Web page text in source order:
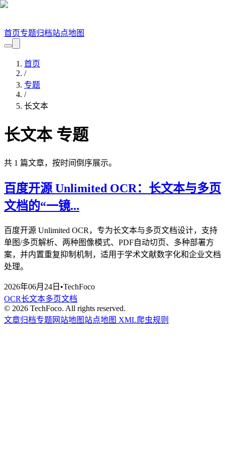
首页专题归档站点地图
首页
/
专题
/
长文本
长文本专题
共 1 篇文章，按时间倒序展示。
百度开源 Unlimited OCR：长文本与多页
文档的“一镜...
百度开源 Unlimited OCR，专为长文本与多页文档设计，支持
单图/多页解析、两种图像模式、PDF自动切页、多种部署方
案，并内置重复抑制机制，适用于学术文献数字化和企业文档
处理。
2026年06月24日 •TechFoco
OCR长文本多页文档
© 2026 TechFoco. All rights reserved.
文章归档专题 网站地图 站点地图 XML爬虫规则